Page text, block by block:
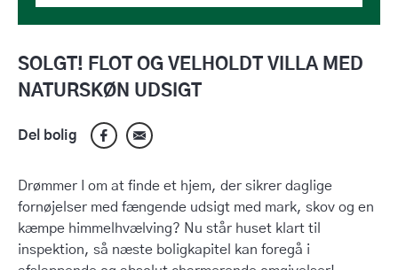
SOLGT! FLOT OG VELHOLDT VILLA MED
NATURSKØN UDSIGT
Del bolig
Drømmer I om at finde et hjem, der sikrer daglige
fornøjelser med fængende udsigt med mark, skov og en
kæmpe himmelhvælving? Nu står huset klart til
inspektion, så næste boligkapitel kan foregå i